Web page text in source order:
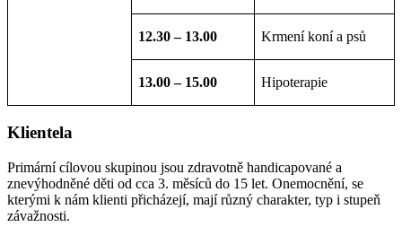
12.30 – 13.00 Krmení koní a psů
13.00 – 15.00 Hipoterapie
Klientela
Primární cílovou skupinou jsou zdravotně handicapované a
znevýhodněné děti od cca 3. měsíců do 15 let. Onemocnění, se
kterými k nám klienti přicházejí, mají různý charakter, typ i stupeň
závažnosti.